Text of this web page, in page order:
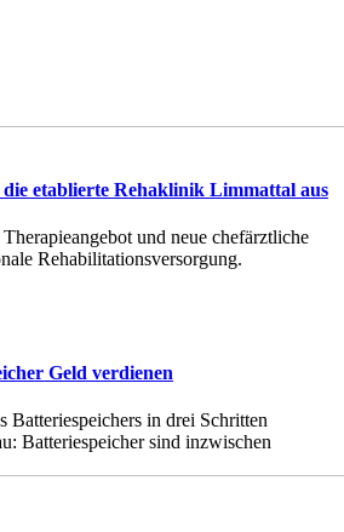
etablierte Rehaklinik Limmattal aus
und neue chefärztliche
Rehabilitationsversorgung.
Geld verdienen
Batteriespeichers in drei Schritten
Batteriespeicher sind inzwischen